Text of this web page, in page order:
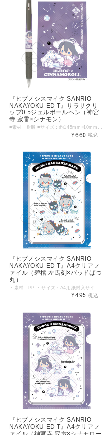
『ヒプノシスマイク SANRIO
NAKAYOKU EDIT』サラサクリ
ップ0.5ジェルボールペン（神宮
寺 寂雷×シナモン）
¥660税込
『ヒプノシスマイク SANRIO
NAKAYOKU EDIT』A4クリアフ
ァイル（碧棺 左馬刻×バッドばつ
丸）
・素材：PP ・サイズ：A4用紙封入サイズ（片面：約219mm×310mm） ©KING RECORD ©'76, '79, '86, '88, '89, '90, '93, '96, '98, '01, '05, '12, '13, '19 SANRIO APPR. NO. S601899
¥495税込
『ヒプノシスマイク SANRIO
NAKAYOKU EDIT』A4クリアフ